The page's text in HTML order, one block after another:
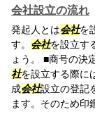
会社設立の流れ
発起人とは会社を
す。 会社を設立す
ょう。 ■商号の決
社を設立する際に
成会社設立の登記
ます。そのため印